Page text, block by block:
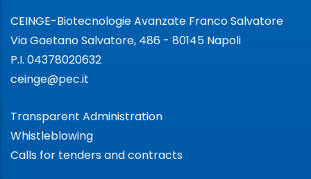
CEINGE-Biotecnologie Avanzate Franco Salvatore
Via Gaetano Salvatore, 486 - 80145 Napoli
P.I. 04378020632
ceinge@pec.it
Transparent Administration
Whistleblowing
Calls for tenders and contracts